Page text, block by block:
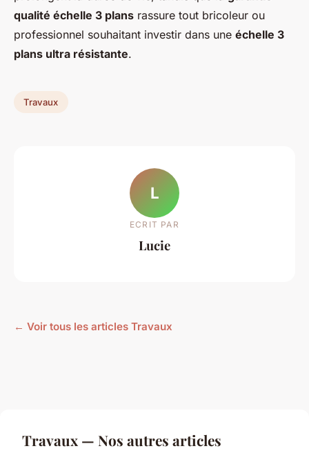
qualité échelle 3 plans rassure tout bricoleur ou
professionnel souhaitant investir dans une échelle 3
plans ultra résistante.
Travaux
L
ECRIT PAR
Lucie
← Voir tous les articles Travaux
Travaux — Nos autres articles